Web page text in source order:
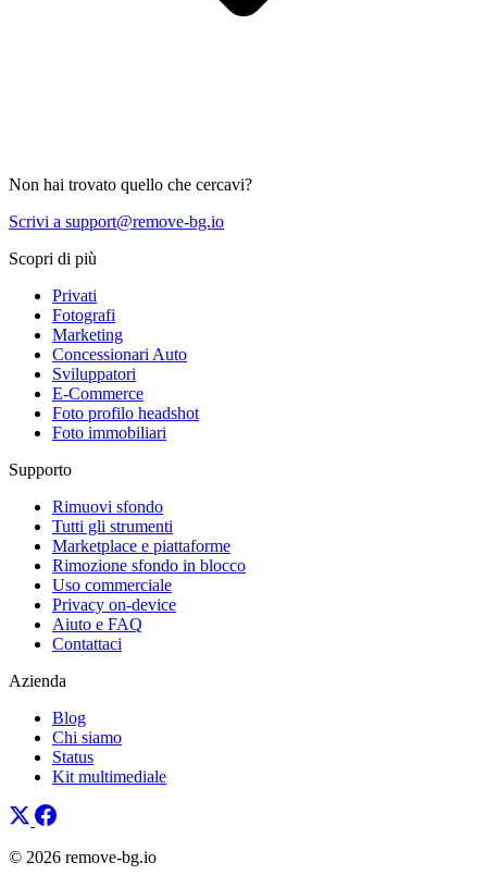
Non hai trovato quello che cercavi?
Scrivi a support@remove-bg.io
Scopri di più
Privati
Fotografi
Marketing
Concessionari Auto
Sviluppatori
E-Commerce
Foto profilo headshot
Foto immobiliari
Supporto
Rimuovi sfondo
Tutti gli strumenti
Marketplace e piattaforme
Rimozione sfondo in blocco
Uso commerciale
Privacy on-device
Aiuto e FAQ
Contattaci
Azienda
Blog
Chi siamo
Status
Kit multimediale
© 2026 remove-bg.io